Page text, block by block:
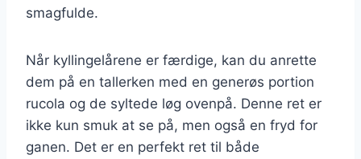
smagfulde.
Når kyllingelårene er færdige, kan du anrette
dem på en tallerken med en generøs portion
rucola og de syltede løg ovenpå. Denne ret er
ikke kun smuk at se på, men også en fryd for
ganen. Det er en perfekt ret til både